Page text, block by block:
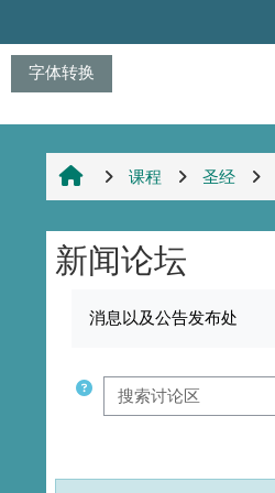
字体转换
课程 圣经
新闻论坛
消息以及公告发布处